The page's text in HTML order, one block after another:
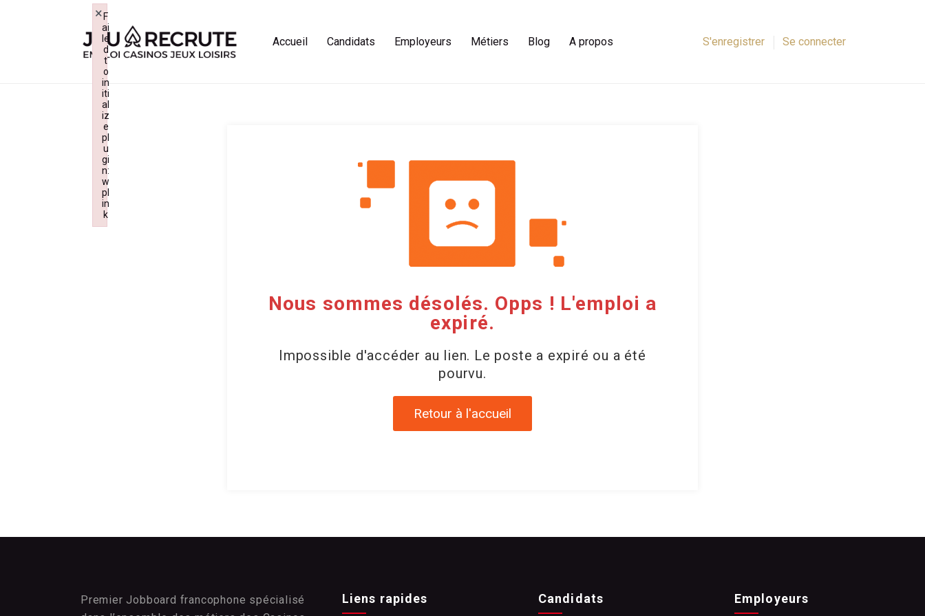
Accueil Candidats Employeurs Métiers Blog A propos S'enregistrer Se connecter
Nous sommes désolés. Opps ! L'emploi a
expiré.
Impossible d'accéder au lien. Le poste a expiré ou a été
pourvu.
Retour à l'accueil
Premier Jobboard francophone spécialisé
Liens rapides Candidats Employeurs
F
ai
le
d
t
o
in
iti
al
iz
e
pl
u
gi
n:
w
pl
in
k
×
Failed to initialize plugin: wplink